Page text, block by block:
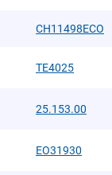
CH11498ECO
TE4025
25.153.00
EO31930